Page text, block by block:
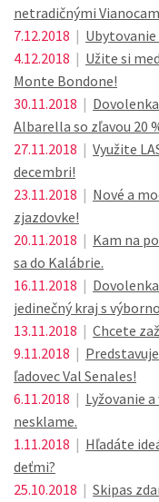
netradičnými
7.12.2018 | Ubytovanie
4.12.2018 | Užite si
Monte Bondone!
30.11.2018 |
Albarella so zľavou 20
27.11.2018 | Využite
decembri!
23.11.2018 | Nové a
zjazdovke!
20.11.2018 | Kam na
sa do Kalábrie.
16.11.2018 |
jedinečný kraj s
13.11.2018 | Chcete
9.11.2018 |
ľadovec Val Senales!
6.11.2018 | Lyžovanie
nesklame.
1.11.2018 | Hľadáte
deťmi?
25.10.2018 | Skipas